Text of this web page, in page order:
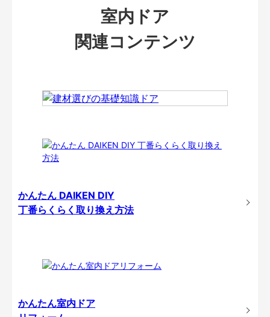
室内ドア
関連コンテンツ
かんたん DAIKEN DIY
丁番らくらく取り換え方法
かんたん室内ドア